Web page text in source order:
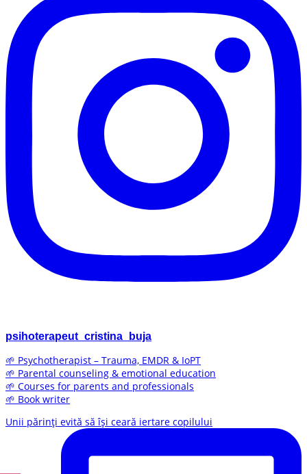
psihoterapeut_cristina_buja
🌱 Psychotherapist – Trauma, EMDR & IoPT
🌱 Parental counseling & emotional education
🌱 Courses for parents and professionals
🌱 Book writer
Unii părinți evită să își ceară iertare copilului